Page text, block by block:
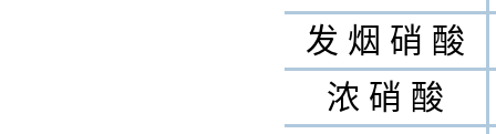
发 烟 硝 酸
浓 硝 酸